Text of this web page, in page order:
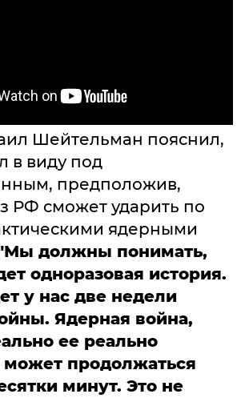
Шейтельман пояснил,
в виду под
предположив,
РФ сможет ударить по
ядерными
должны понимать,
одноразовая история.
у нас две недели
Ядерная война,
ее реально
продолжаться
минут. Это не